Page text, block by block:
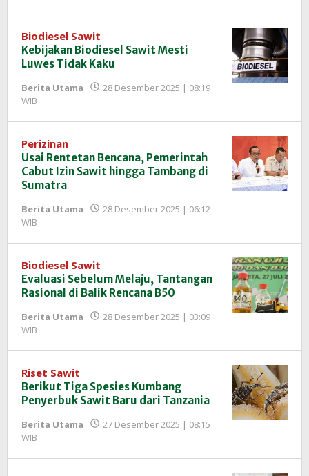
InfoSAWIT
Biodiesel Sawit
Kebijakan Biodiesel Sawit Mesti
Luwes Tidak Kaku
Berita Utama
28 Desember 2025 | 08:19
WIB
InfoSAWIT
Perizinan
Usai Rentetan Bencana, Pemerintah
Cabut Izin Sawit hingga Tambang di
Sumatra
Berita Utama
28 Desember 2025 | 06:12
WIB
InfoSAWIT
Biodiesel Sawit
Evaluasi Sebelum Melaju, Tantangan
Rasional di Balik Rencana B50
Berita Utama
28 Desember 2025 | 03:09
WIB
InfoSAWIT
Riset Sawit
Berikut Tiga Spesies Kumbang
Penyerbuk Sawit Baru dari Tanzania
Berita Utama
27 Desember 2025 | 08:15
WIB
InfoSAWIT